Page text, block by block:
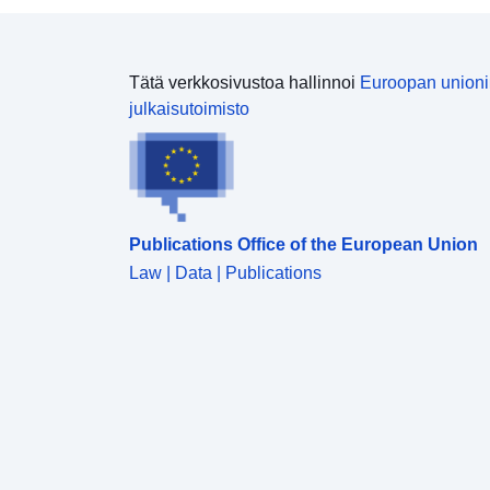
Tätä verkkosivustoa hallinnoi Euroopan
julkaisutoimisto
Publications Office of the European Union
Law | Data | Publications